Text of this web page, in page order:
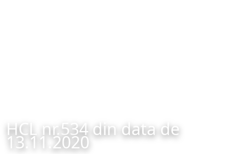
HCL nr.534 din data de
13.11.2020